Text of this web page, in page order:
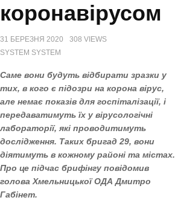
коронавірусом
31 БЕРЕЗНЯ 2020
308 VIEWS
SYSTEM SYSTEM
Саме вони будуть відбирати зразки у
тих, в кого є підозри на корона вірус,
але немає показів для госпіталізації, і
передаватимуть їх у вірусологічні
лабораторії, які проводитимуть
дослідження. Таких бригад 29, вони
діятимуть в кожному районі та містах.
Про це підчас брифінгу повідомив
голова Хмельницької ОДА Дмитро
Габінет.